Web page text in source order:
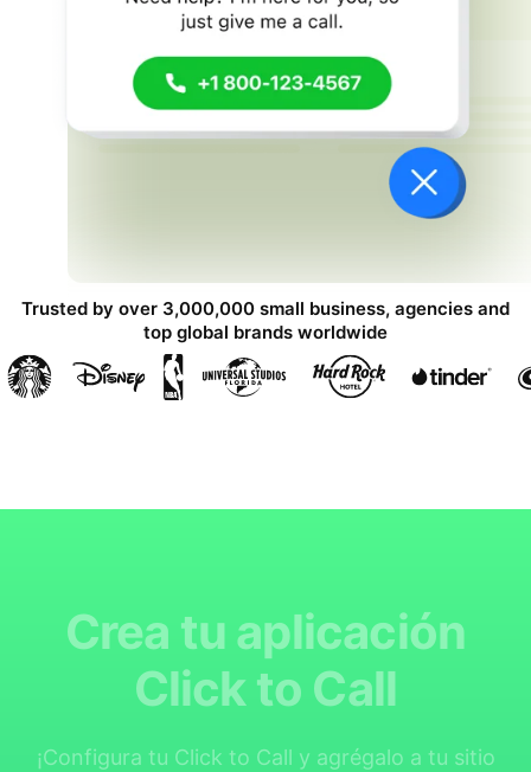
Trusted by over 3,000,000 small business, agencies and
top global brands worldwide
Crea tu aplicación
Click to Call
¡Configura tu Click to Call y agrégalo a tu sitio